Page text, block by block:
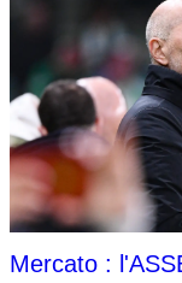
Mercato :